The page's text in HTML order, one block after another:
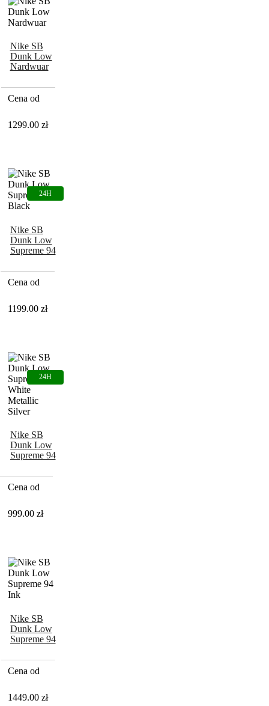
Nike SB
Dunk Low
Nardwuar
Cena od
1299.00 zł
Nike SB
Dunk Low
Supreme 94
Cena od
1199.00 zł
Nike SB
Dunk Low
Supreme 94
Metallic
Silver
Cena od
999.00 zł
Nike SB
Dunk Low
Supreme 94
Cena od
1449.00 zł